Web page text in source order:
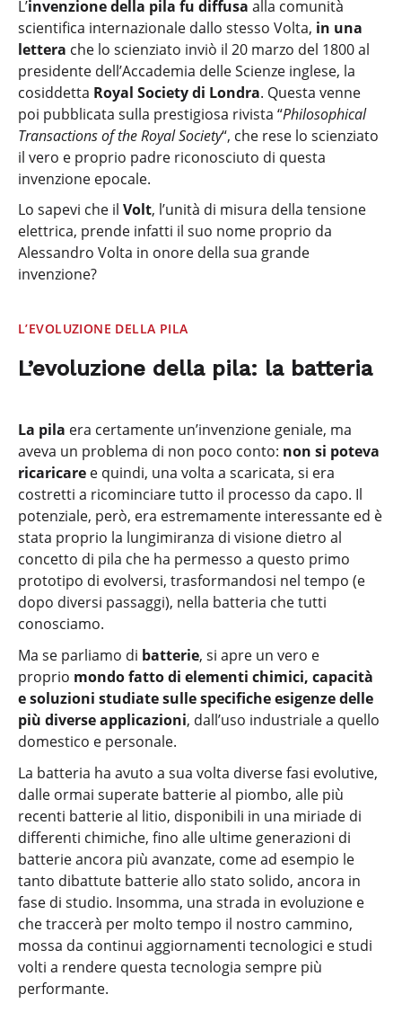
L’invenzione della pila fu diffusa alla comunità
scientifica internazionale dallo stesso Volta, in una
lettera che lo scienziato inviò il 20 marzo del 1800 al
presidente dell’Accademia delle Scienze inglese, la
cosiddetta Royal Society di Londra. Questa venne
poi pubblicata sulla prestigiosa rivista “Philosophical
Transactions of the Royal Society“, che rese lo scienziato
il vero e proprio padre riconosciuto di questa
invenzione epocale.
Lo sapevi che il Volt, l’unità di misura della tensione
elettrica, prende infatti il suo nome proprio da
Alessandro Volta in onore della sua grande
invenzione?
L’EVOLUZIONE DELLA PILA
L’evoluzione della pila: la batteria
La pila era certamente un’invenzione geniale, ma
aveva un problema di non poco conto: non si poteva
ricaricare e quindi, una volta a scaricata, si era
costretti a ricominciare tutto il processo da capo. Il
potenziale, però, era estremamente interessante ed è
stata proprio la lungimiranza di visione dietro al
concetto di pila che ha permesso a questo primo
prototipo di evolversi, trasformandosi nel tempo (e
dopo diversi passaggi), nella batteria che tutti
conosciamo.
Ma se parliamo di batterie, si apre un vero e
proprio mondo fatto di elementi chimici, capacità
e soluzioni studiate sulle specifiche esigenze delle
più diverse applicazioni, dall’uso industriale a quello
domestico e personale.
La batteria ha avuto a sua volta diverse fasi evolutive,
dalle ormai superate batterie al piombo, alle più
recenti batterie al litio, disponibili in una miriade di
differenti chimiche, fino alle ultime generazioni di
batterie ancora più avanzate, come ad esempio le
tanto dibattute batterie allo stato solido, ancora in
fase di studio. Insomma, una strada in evoluzione e
che traccerà per molto tempo il nostro cammino,
mossa da continui aggiornamenti tecnologici e studi
volti a rendere questa tecnologia sempre più
performante.